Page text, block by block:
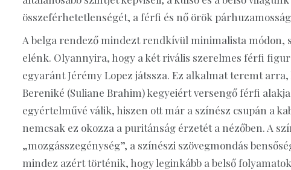
összeférhetetlenségét, a férfi és nő örök
A belga rendező mindezt rendkívül minimalista módon,
elénk. Olyannyira, hogy a két rivális szerelmes férfi
egyaránt Jérémy Lopez játssza. Ez alkalmat teremt
Bereniké (Suliane Brahim) kegyeiért versengő férfi
egyértelművé válik, hiszen ott már a színész csupán a
nemcsak ez okozza a puritánság érzetét a nézőben. A
„mozgásszegénység”, a színészi szövegmondás
mindez azért történik, hogy leginkább a belső